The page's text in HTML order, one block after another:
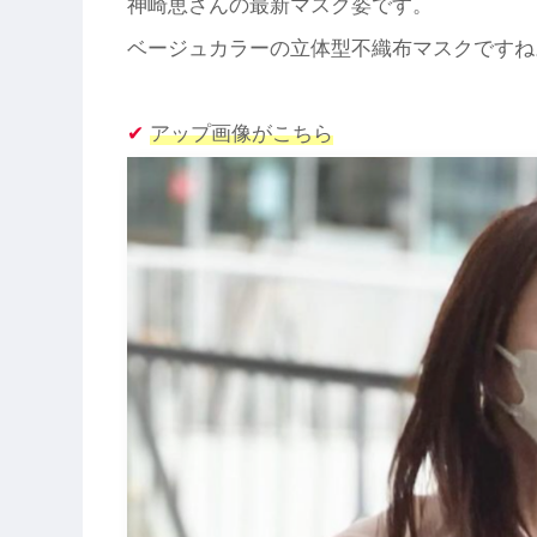
神崎恵さんの最新マスク姿です。
ベージュカラーの立体型不織布マスクです
✔︎ アップ画像がこちら